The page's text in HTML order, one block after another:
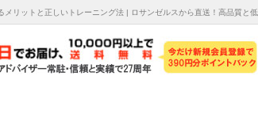
メリットと正しいトレーニング法 | ロサンゼルスから直送！高品質と